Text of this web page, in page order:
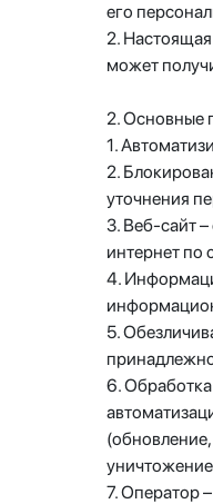
его
2.
может
2. Основные
1.
2.
уточнения
3. Веб-сайт
интернет по
4.
5.
6.
7. Оператор